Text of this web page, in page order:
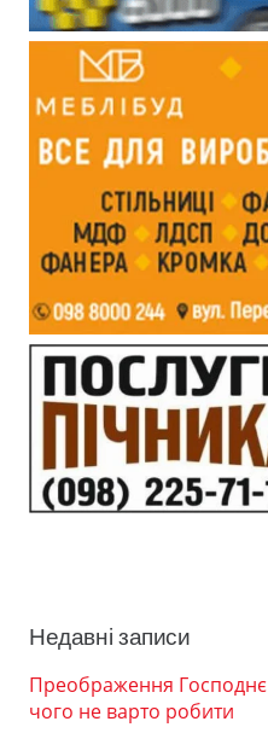
Недавні записи
Преображення
чого не варто робити